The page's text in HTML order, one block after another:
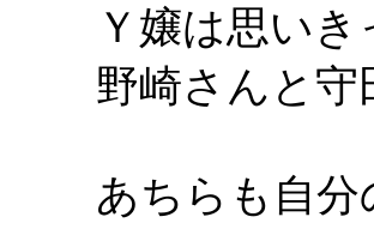
Ｙ嬢は思い
野崎さんと
あちらも自